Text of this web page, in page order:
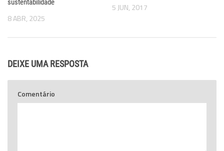
sustentabilidade
8 ABR, 2025
5 JUN, 2017
DEIXE UMA RESPOSTA
Comentário